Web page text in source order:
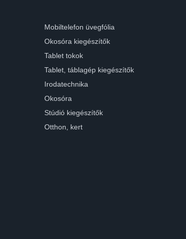
Mobiltelefon üvegfólia
Okosóra kiegészítők
Tablet tokok
Tablet, táblagép kiegészítők
Irodatechnika
Okosóra
Stúdió kiegészítők
Otthon, kert